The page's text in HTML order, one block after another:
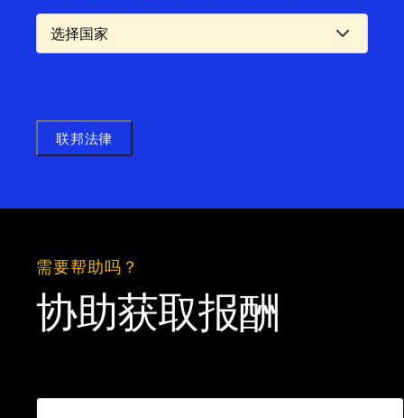
联邦法律
需要帮助吗？
协助获取报酬